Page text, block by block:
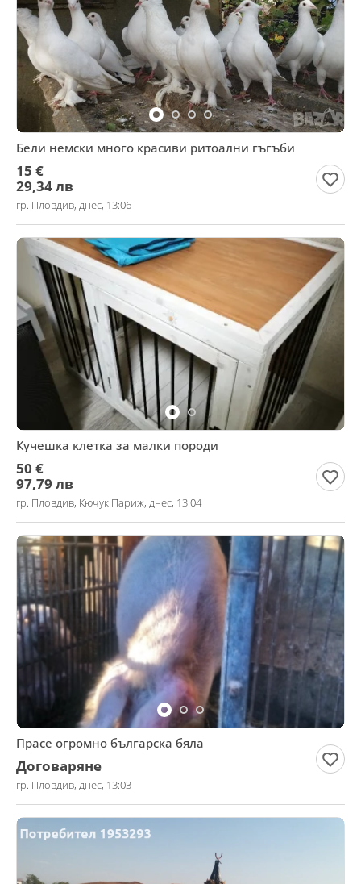
Бели немски много красиви ритоални гъгъби
15 €
29,34 лв
гр. Пловдив, днес, 13:06
Кучешка клетка за малки породи
50 €
97,79 лв
гр. Пловдив, Кючук Париж, днес, 13:04
Прасе огромно българска бяла
Договаряне
гр. Пловдив, днес, 13:03